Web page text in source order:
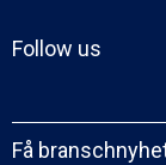
Follow us
Få